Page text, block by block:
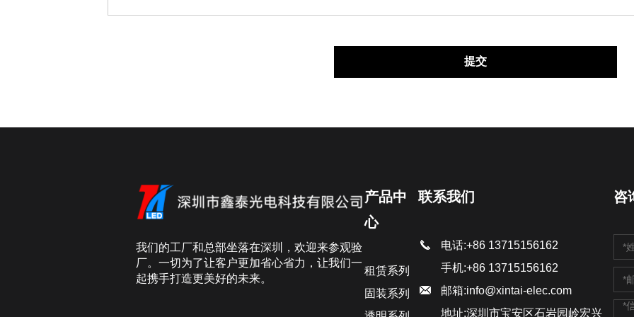
我们的工厂和总部坐落在深圳，欢迎来参观验
厂。一切为了让客户更加省心省力，让我们一
起携手打造更美好的未来。
产品中
心
租赁系列
固装系列
联系我们
电话:+86 13715156162
手机:+86 13715156162
邮箱:info@xintai-elec.com
地址:深圳市宝安区石岩园岭宏兴
咨